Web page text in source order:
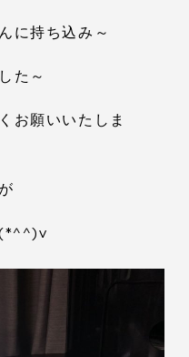
に持ち込み～
た～
お願いいたしま
(*^^)v